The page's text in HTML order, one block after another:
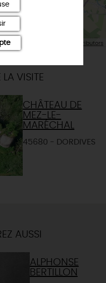
data © OpenStreetMap contributors
LA VISITE
CHÂTEAU DE
MEZ-LE-
MARÉCHAL
45680 - DORDIVES
AUSSI
ALPHONSE
BERTILLON